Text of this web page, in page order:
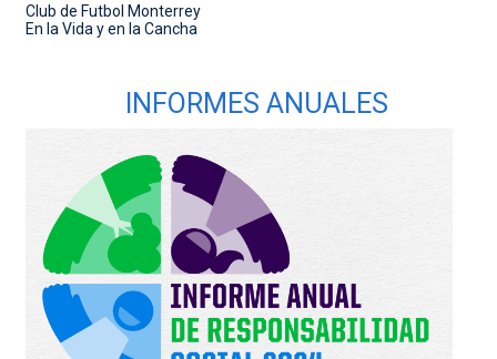
Club de Futbol Monterrey
En la Vida y en la Cancha
INFORMES ANUALES